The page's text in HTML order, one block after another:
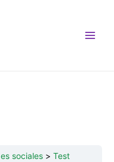
sociales Test